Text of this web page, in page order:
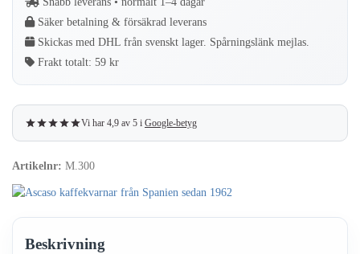
aluminium
mängd
Säker betalning & försäkrad leverans
Skickas med DHL från svenskt lager. Spårningslänk mejlas.
Frakt totalt: 59 kr
Vi har 4,9 av 5 i Google-betyg
Artikelnr: M.300
Beskrivning